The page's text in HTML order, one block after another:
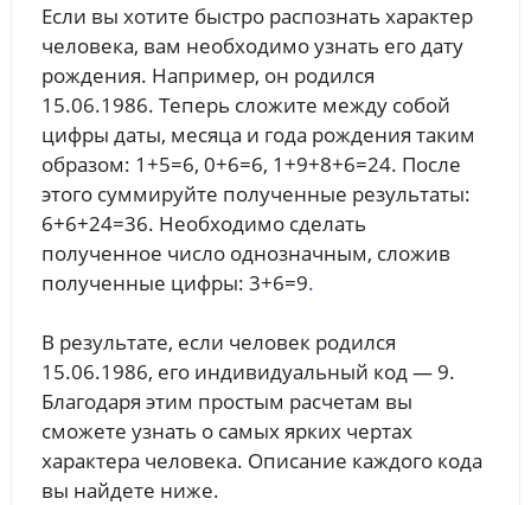
Если вы хотите быстро распознать характер
человека, вам необходимо узнать его дату
рождения. Например, он родился
15.06.1986. Теперь сложите между собой
цифры даты, месяца и года рождения таким
образом: 1+5=6, 0+6=6, 1+9+8+6=24. После
этого суммируйте полученные результаты:
6+6+24=36. Необходимо сделать
полученное число однозначным, сложив
полученные цифры: 3+6=9.
В результате, если человек родился
15.06.1986, его индивидуальный код — 9.
Благодаря этим простым расчетам вы
сможете узнать о самых ярких чертах
характера человека. Описание каждого кода
вы найдете ниже.